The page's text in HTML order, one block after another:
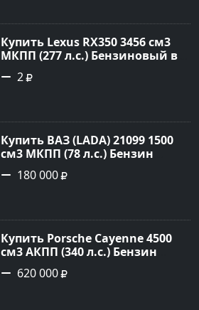
Купить Lexus RX350 3456 см3
МКПП (277 л.с.) Бензиновый в
Краснодар: цвет
Перламутрово-белый
№3746 на сайте Авторынок23
2
Купить ВАЗ (LADA) 21099 1500
см3 МКПП (78 л.с.) Бензин
инжектор в Гостагаевская :
цвет Серебряный Седан 2001
Авторынок23
180 000
Купить Porsche Cayenne 4500
см3 АКПП (340 л.с.) Бензин
турбонаддув в Новороссийск:
цвет черный Внедорожник
620 000